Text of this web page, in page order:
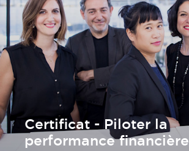
Certificat - Piloter la
performance financière